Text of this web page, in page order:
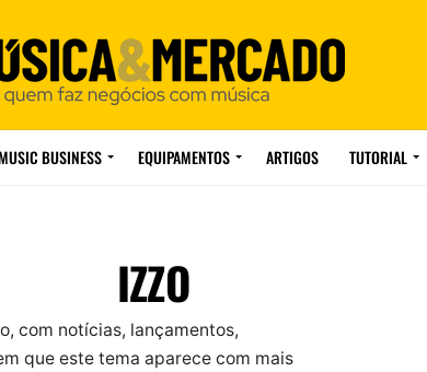
BUSINESS EQUIPAMENTOS ARTIGOS TUTORIAL
IZZO
com notícias, lançamentos,
que este tema aparece com mais